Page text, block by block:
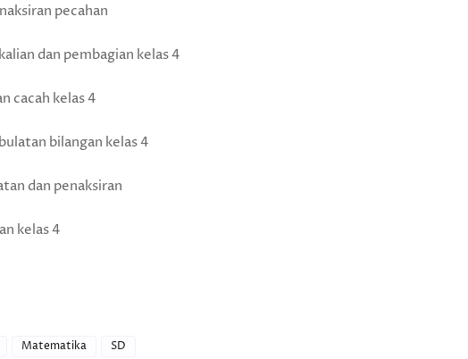
pecahan
dan pembagian kelas 4
cacah kelas 4
bilangan kelas 4
dan penaksiran
kelas 4
Matematika SD